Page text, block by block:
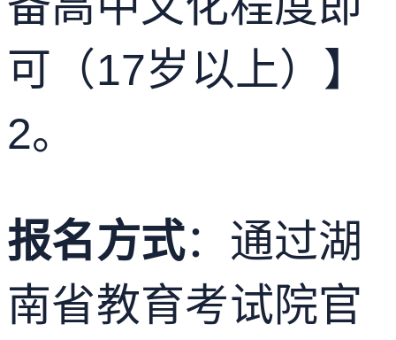
可（17岁以上）】
2。
报名方式：通过湖
南省教育考试院官